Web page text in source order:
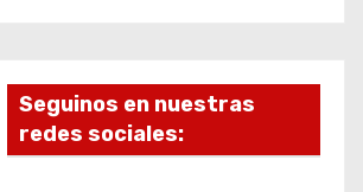
Seguinos en nuestras
redes sociales: